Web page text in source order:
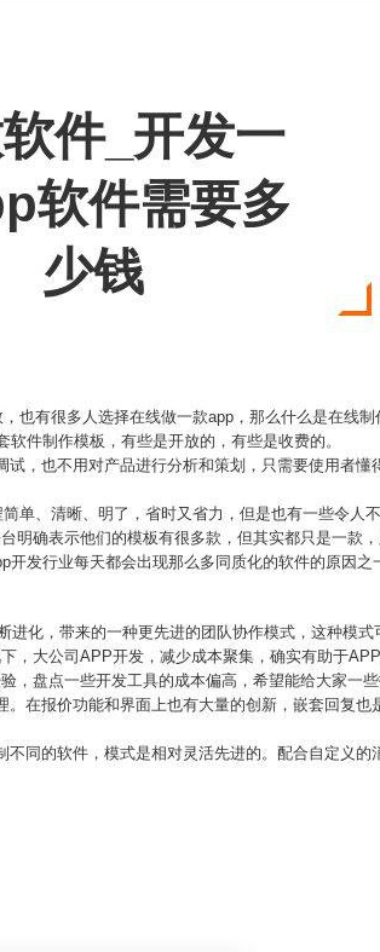
件_开发一
软件需要多
少钱
也有很多人选择在线做一款app，那么什么是在线
件制作模板，有些是开放的，有些是收费的。
，也不用对产品进行分析和策划，只需要使用者
单、清晰、明了，省时又省力，但是也有一些令人
明确表示他们的模板有很多款，但其实都只是一款
发行业每天都会出现那么多同质化的软件的原因
化，带来的一种更先进的团队协作模式，这种模
，大公司APP开发，减少成本聚集，确实有助于
盘点一些开发工具的成本偏高，希望能给大家一些
在报价功能和界面上也有大量的创新，嵌套回复
同的软件，模式是相对灵活先进的。配合自定义的